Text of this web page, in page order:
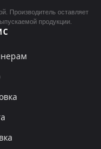
Производитель оставляет
продукции.